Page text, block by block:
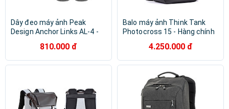
Dây đeo máy ảnh Peak
Design Anchor Links AL-4 -
810.000 đ
Balo máy ảnh Think Tank
Photocross 15 - Hàng chính
4.250.000 đ